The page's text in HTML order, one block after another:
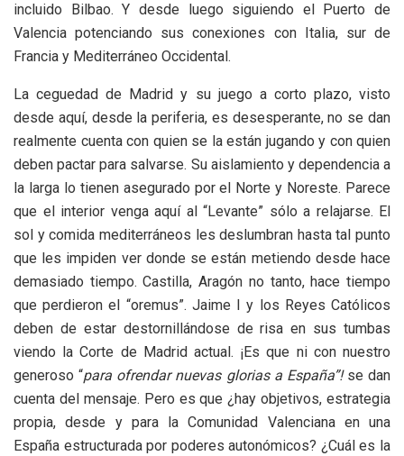
incluido Bilbao. Y desde luego siguiendo el Puerto de
Valencia potenciando sus conexiones con Italia, sur de
Francia y Mediterráneo Occidental.
La ceguedad de Madrid y su juego a corto plazo, visto
desde aquí, desde la periferia, es desesperante, no se dan
realmente cuenta con quien se la están jugando y con quien
deben pactar para salvarse. Su aislamiento y dependencia a
la larga lo tienen asegurado por el Norte y Noreste. Parece
que el interior venga aquí al “Levante” sólo a relajarse. El
sol y comida mediterráneos les deslumbran hasta tal punto
que les impiden ver donde se están metiendo desde hace
demasiado tiempo. Castilla, Aragón no tanto, hace tiempo
que perdieron el “oremus”. Jaime I y los Reyes Católicos
deben de estar destornillándose de risa en sus tumbas
viendo la Corte de Madrid actual. ¡Es que ni con nuestro
generoso “para ofrendar nuevas glorias a España”! se dan
cuenta del mensaje. Pero es que ¿hay objetivos, estrategia
propia, desde y para la Comunidad Valenciana en una
España estructurada por poderes autonómicos? ¿Cuál es la